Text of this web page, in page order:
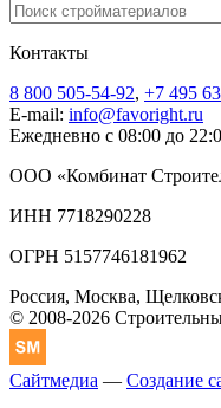
Контакты
8 800 505-54-92, +7 495
E-mail: info@favoright.ru
Ежедневно с 08:00 до
ООО «Комбинат
ИНН 7718290228
ОГРН 5157746181962
Россия, Москва,
© 2008-2026
Сайтмедиа — Создание